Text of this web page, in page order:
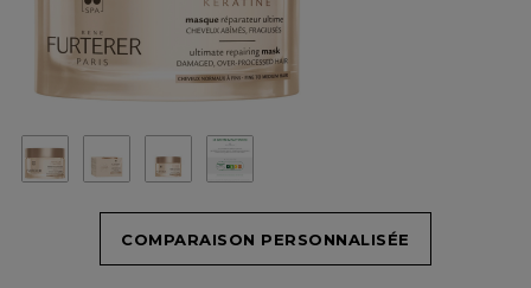
COMPARAISON PERSONNALISÉE